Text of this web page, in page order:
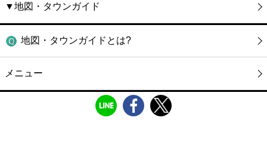
▼地図・タウンガイド
地図・タウンガイドとは?
メニュー